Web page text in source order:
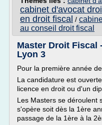
cabinet d'avocat
en droit fiscal /
au conseil droit fiscal
Master Droit Fiscal
Lyon 3
Pour la première année
La candidature est
licence en droit ou d'un
Les Masters se déroulent
s'opère soit dès la 1ère
passage de la 1ère à la